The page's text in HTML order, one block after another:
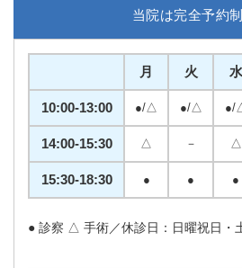
当院は完全予約
月 火 水
10:00-13:00 ●/△ ●/△ ●/
14:00-15:30 △ － △
15:30-18:30 ● ● ●
● 診察 △ 手術／休診日：日曜祝日・